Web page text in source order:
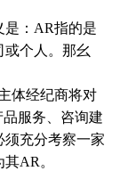
是：AR指的是
个人。那幺
体经纪商将对
服务、咨询建
须充分考察一家
AR。